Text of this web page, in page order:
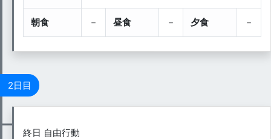
朝食 － 昼食 － 夕食 －
2日目
終日 自由行動